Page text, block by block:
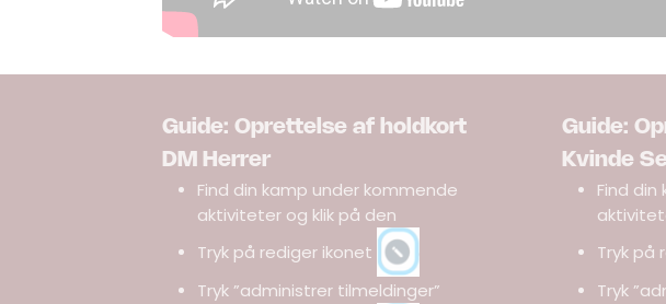
Guide: Oprettelse af holdkort
DM Herrer
Find din kamp under kommende
aktiviteter og klik på den
Tryk på rediger ikonet
Tryk ”administrer tilmeldinger”
Guide:
Kvinde
Find
Tryk på
Tryk